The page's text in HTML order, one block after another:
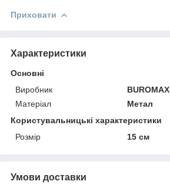
Приховати
Характеристики
Основні
Виробник
BUROMAX
Матеріал
Метал
Користувальницькі характеристики
Розмір
15 см
Умови доставки